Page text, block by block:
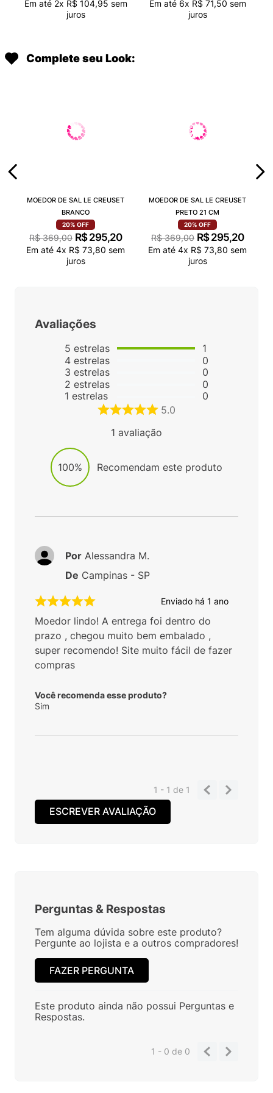
Em até 2x R$ 104,95 sem
juros
Em até 6x R$ 71,50 sem
juros
Complete seu Look:
MOEDOR DE SAL LE CREUSET
BRANCO
20% OFF
R$ 369,00 R$ 295,20
Em até 4x R$ 73,80 sem
juros
MOEDOR DE SAL LE CREUSET
PRETO 21 CM
20% OFF
R$ 369,00 R$ 295,20
Em até 4x R$ 73,80 sem
juros
Avaliações
5 estrelas
4 estrelas
3 estrelas
2 estrelas
1 estrelas
1
0
0
0
0
5.0
1 avaliação
100% Recomendam este produto
Enviado há 1 ano
Moedor lindo! A entrega foi dentro do
prazo , chegou muito bem embalado ,
super recomendo! Site muito fácil de fazer
compras
Você recomenda esse produto?
Sim
Por Alessandra M.
De Campinas - SP
1 - 1de 1
ESCREVER AVALIAÇÃO
Perguntas & Respostas
Tem alguma dúvida sobre este produto?
Pergunte ao lojista e a outros compradores!
FAZER PERGUNTA
Este produto ainda não possui Perguntas e
Respostas.
1 - 0de 0